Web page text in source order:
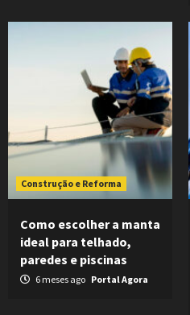
Construção e Reforma
Como escolher a manta
ideal para telhado,
paredes e piscinas
6 meses ago Portal Agora